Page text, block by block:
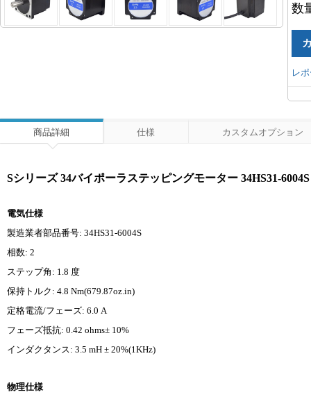
数
レ
商品詳細 仕様 カスタムオプション
Sシリーズ 34バイポーラステッピングモーター 34HS31-
電気仕様
製造業者部品番号: 34HS31-6004S
相数: 2
ステップ角: 1.8 度
保持トルク: 4.8 Nm(679.87oz.in)
定格電流/フェーズ: 6.0 A
フェーズ抵抗: 0.42 ohms± 10%
インダクタンス: 3.5 mH ± 20%(1KHz)
物理仕様